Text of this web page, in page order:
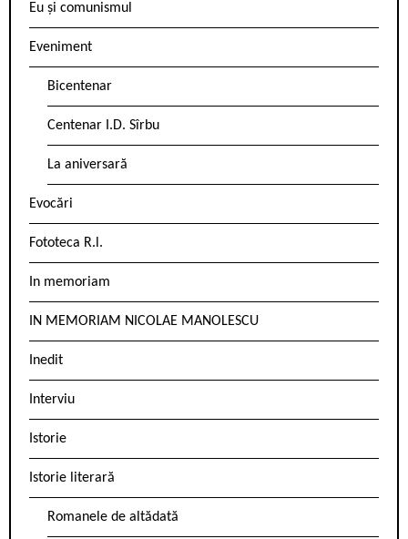
Eu și comunismul
Eveniment
Bicentenar
Centenar I.D. Sîrbu
La aniversară
Evocări
Fototeca R.l.
In memoriam
IN MEMORIAM NICOLAE MANOLESCU
Inedit
Interviu
Istorie
Istorie literară
Romanele de altădată